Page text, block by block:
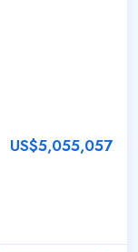
US$5,055,057